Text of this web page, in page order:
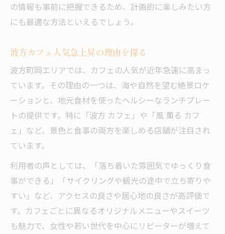
の情報も事前に把握できるため、計画的に楽しみたい方
にも最適な方法といえるでしょう。
波方カフェ人気急上昇の理由を探る
波方町岡エリアでは、カフェの人気が近年急速に高まっ
ています。その理由の一つは、海や自然を望む絶景ロケ
ーションと、地元食材を使ったヘルシーなランチプレー
トの提供です。特に「波方 カフェ」や「風 薫る カフ
ェ」など、景色と食事の両方を楽しめる店舗が注目され
ています。
利用者の声としては、「落ち着いた雰囲気でゆっくり食
事ができる」「サイクリングや観光の途中で立ち寄りや
すい」など、アクセスの良さや居心地の良さが高評価で
す。カフェごとに異なるオリジナルメニューやスイーツ
も魅力で、女性や若い世代を中心にリピーターが増えて